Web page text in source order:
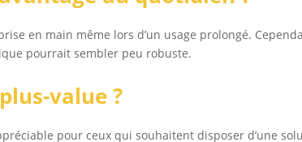
en main même lors d’un usage prolongé.
pourrait sembler peu robuste.
value ?
pour ceux qui souhaitent disposer d’une